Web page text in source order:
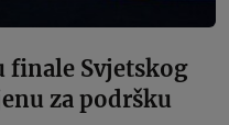
Svjetskog
za podršku